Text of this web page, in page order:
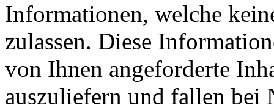
Informationen, welche
zulassen. Diese
von Ihnen angeforderte
auszuliefern und fallen bei